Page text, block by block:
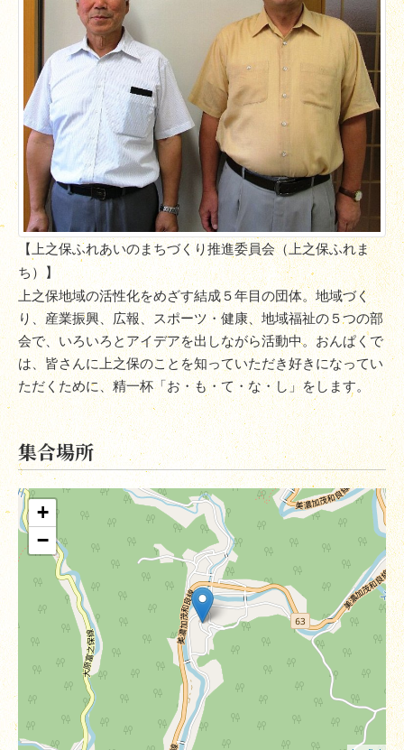
【上之保ふれあいのまちづくり推進委員会（上之保ふれま
ち）】
上之保地域の活性化をめざす結成５年目の団体。地域づく
り、産業振興、広報、スポーツ・健康、地域福祉の５つの部
会で、いろいろとアイデアを出しながら活動中。おんぱくで
は、皆さんに上之保のことを知っていただき好きになってい
ただくために、精一杯「お・も・て・な・し」をします。
集合場所
+
−